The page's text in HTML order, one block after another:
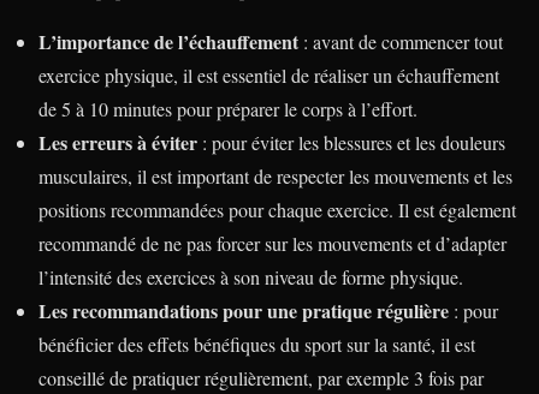
L’importance de l’échauffement : avant de commencer tout
exercice physique, il est essentiel de réaliser un échauffement
de 5 à 10 minutes pour préparer le corps à l’effort.
Les erreurs à éviter : pour éviter les blessures et les douleurs
musculaires, il est important de respecter les mouvements et les
positions recommandées pour chaque exercice. Il est également
recommandé de ne pas forcer sur les mouvements et d’adapter
l’intensité des exercices à son niveau de forme physique.
Les recommandations pour une pratique régulière : pour
bénéficier des effets bénéfiques du sport sur la santé, il est
conseillé de pratiquer régulièrement, par exemple 3 fois par